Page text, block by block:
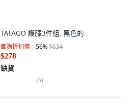
TATAGO 護膝3件組, 黑色的
首購折扣價 56%$634
$278
缺貨
(5)